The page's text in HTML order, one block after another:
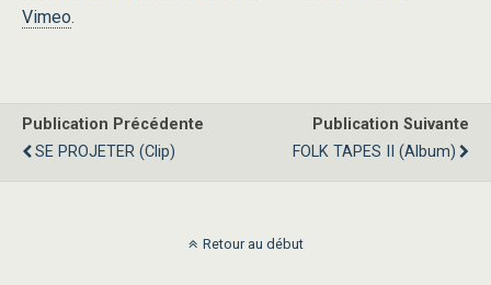
Vimeo.
Publication Précédente
SE PROJETER (clip)
Publication Suivante
FOLK TAPES II (album)
Retour au début